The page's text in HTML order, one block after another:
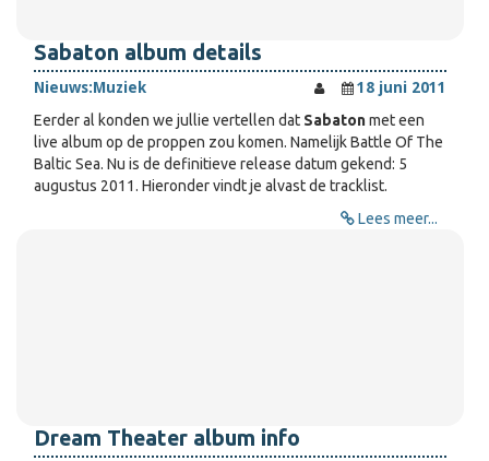
Sabaton album details
Nieuws:Muziek
18 juni 2011
Eerder al konden we jullie vertellen dat Sabatonmet een
live album op de proppen zou komen. Namelijk Battle Of The
Baltic Sea. Nu is de definitieve release datum gekend: 5
augustus 2011. Hieronder vindt je alvast de tracklist.
Lees meer...
Dream Theater album info